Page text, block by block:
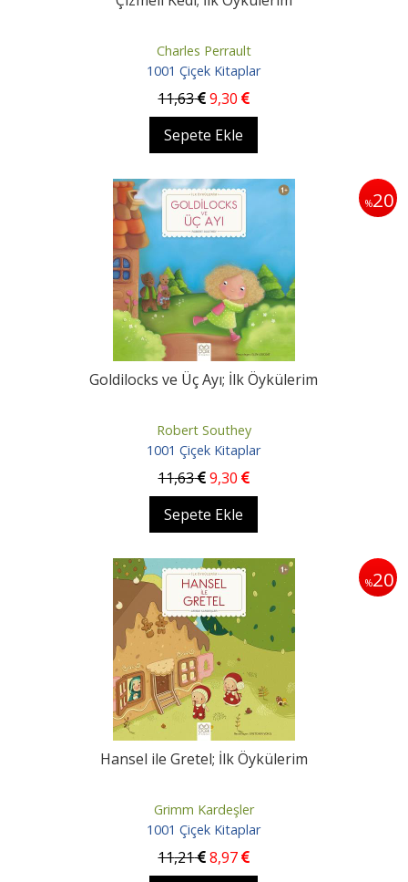
Charles Perrault
1001 Çiçek Kitaplar
11,63 9,30
Sepete Ekle
%20
Goldilocks ve Üç Ayı; İlk Öykülerim
Robert Southey
1001 Çiçek Kitaplar
11,63 9,30
Sepete Ekle
%20
Hansel ile Gretel; İlk Öykülerim
Grimm Kardeşler
1001 Çiçek Kitaplar
11,21 8,97